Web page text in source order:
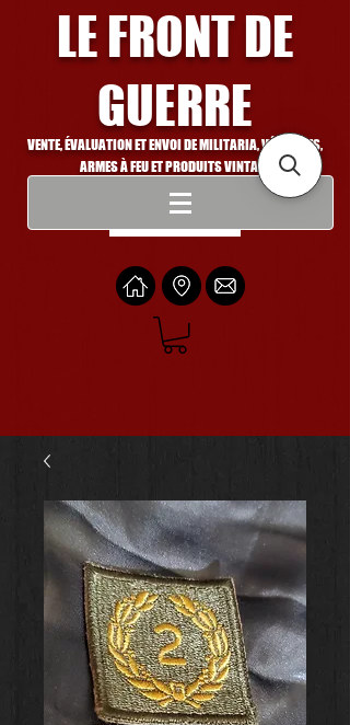
LE FRONT DE
GUERRE
VENTE, ÉVALUATION ET ENVOI DE MILITARIA, VÉHICULES,
ARMES À FEU ET PRODUITS VINTAGE
Se connecter